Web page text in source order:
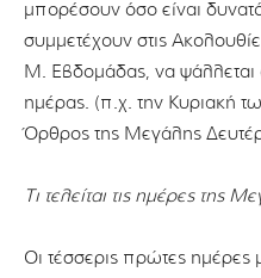
μπορέσουν όσο είναι
συμμετέχουν στις
Μ. Εβδομάδας, να
ημέρας. (π.χ. την Κυριακή
Όρθρος της Μεγάλης
Τι τελείται τις ημέρες της
Οι τέσσερις πρώτες ημέρες